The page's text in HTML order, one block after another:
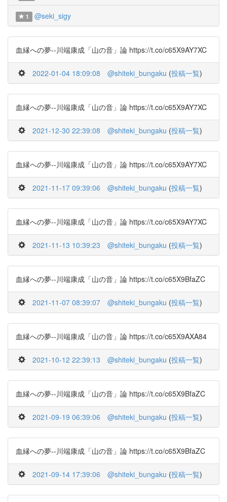
1 @seki_sigy
血縁への夢--川端康成「山の音」論 https://t.co/c65X9AY7XC
2022-01-04 18:09:08 @shiteki_bungaku (投稿一覧)
血縁への夢--川端康成「山の音」論 https://t.co/c65X9AY7XC
2021-12-30 22:39:08 @shiteki_bungaku (投稿一覧)
血縁への夢--川端康成「山の音」論 https://t.co/c65X9AY7XC
2021-11-17 09:39:06 @shiteki_bungaku (投稿一覧)
血縁への夢--川端康成「山の音」論 https://t.co/c65X9AY7XC
2021-11-13 10:39:23 @shiteki_bungaku (投稿一覧)
血縁への夢--川端康成「山の音」論 https://t.co/c65X9BfaZC
2021-11-07 08:39:07 @shiteki_bungaku (投稿一覧)
血縁への夢--川端康成「山の音」論 https://t.co/c65X9AXA84
2021-10-12 22:39:13 @shiteki_bungaku (投稿一覧)
血縁への夢--川端康成「山の音」論 https://t.co/c65X9BfaZC
2021-09-19 06:39:06 @shiteki_bungaku (投稿一覧)
血縁への夢--川端康成「山の音」論 https://t.co/c65X9BfaZC
2021-09-14 17:39:06 @shiteki_bungaku (投稿一覧)